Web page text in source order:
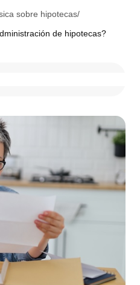
sobre hipotecas/
de hipotecas?